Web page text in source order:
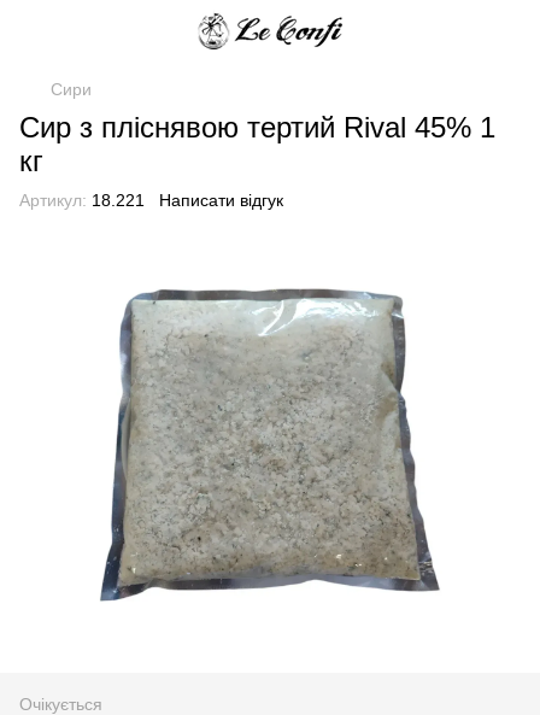
Сири
Сир з пліснявою тертий Rival 45% 1
кг
Артикул: 18.221 Написати відгук
Очікується